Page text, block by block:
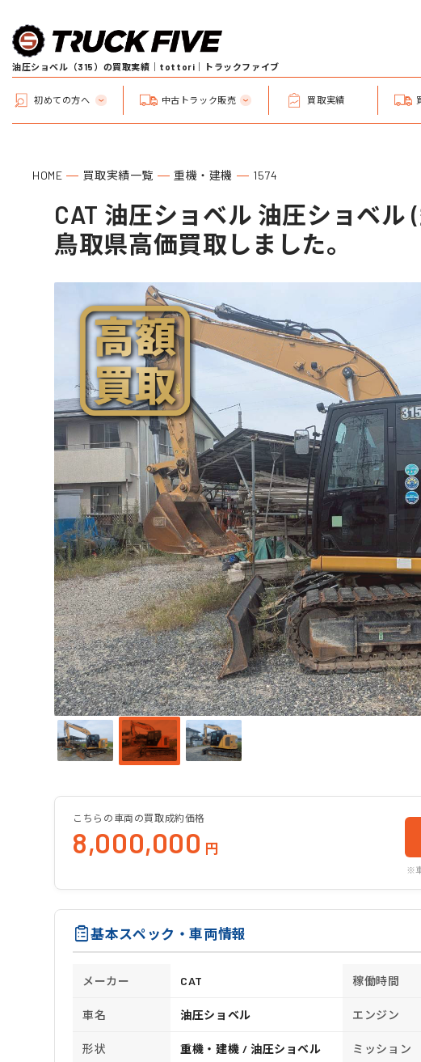
油圧ショベル（315）の買取実績｜tottori｜トラックファイブ
初めての方へ 中古トラック販売 買取実績
HOME 買取実績一覧 重機・建機 1574
CAT 油圧ショベル 油圧ショベル
鳥取県高価買取しました。
こちらの車両の買取成約価格
8,000,000 円
※
基本スペック・車両情報
メーカー CAT 稼働時間
車名 油圧ショベル エンジン
形状 重機・建機 / 油圧ショベル ミッション